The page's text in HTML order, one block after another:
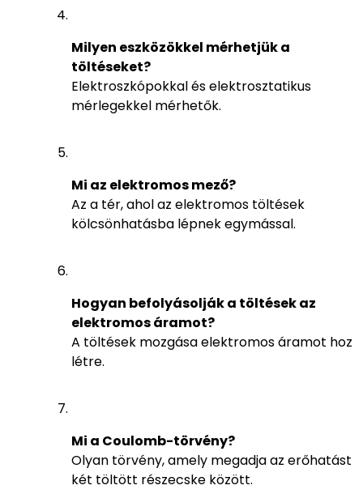
Milyen eszközökkel mérhetjük a
töltéseket?
Elektroszkópokkal és elektrosztatikus
mérlegekkel mérhetők.
Mi az elektromos mező?
Az a tér, ahol az elektromos töltések
kölcsönhatásba lépnek egymással.
Hogyan befolyásolják a töltések az
elektromos áramot?
A töltések mozgása elektromos áramot hoz
létre.
Mi a Coulomb-törvény?
Olyan törvény, amely megadja az erőhatást
két töltött részecske között.